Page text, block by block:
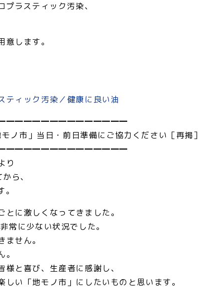
ラスティック汚染、
意します。
ティック汚染／健康に良い油
市」当日・前日準備にご協力ください［再掲］
り
ら、
に激しくなってきました。
常に少ない状況でした。
せん。
と喜び、生産者に感謝し、
い「地モノ市」にしたいものと思います。